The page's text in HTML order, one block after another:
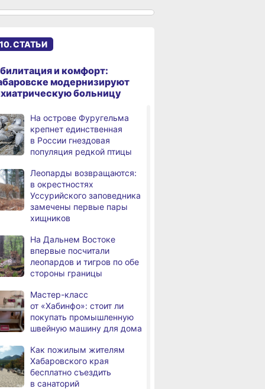
Или ждать
нового
Как федеральным
льготникам
в Хабаровском крае
оформить выплату
свыше миллиона рублей
В Хабаровске суд
рассмотрит дело об ошибке
при техобслуживании
самолёта
В Хабаровском крае
за сутки произошло 3
дорожно-транспортных
происшествий
В Хабаровске косметолог
осуждена
за мошенничество
В Хабаровске потушили
в деревянном доме
Более сотни граждан
с инвалидностью
в Хабаровском крае
Магнитные бури,
радиационный фон и пробки
Какой сегодня день: День
маяка
СТАТЬИ
и комфорт:
модернизируют
больницу
На острове Фуругельма
крепнет единственная
в России гнездовая
популяция редкой птицы
Леопарды возвращаются:
в окрестностях
Уссурийского заповедника
замечены первые пары
хищников
На Дальнем Востоке
впервые посчитали
леопардов и тигров по обе
стороны границы
Мастер-класс
от «Хабинфо»: стоит ли
покупать промышленную
швейную машину для дома
Как пожилым жителям
Хабаровского края
бесплатно съездить
в санаторий